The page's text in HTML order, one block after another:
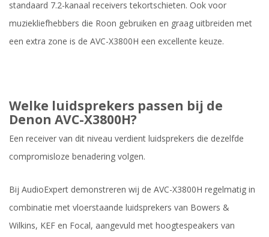
standaard 7.2-kanaal receivers tekortschieten. Ook voor
muziekliefhebbers die Roon gebruiken en graag uitbreiden met
een extra zone is de AVC-X3800H een excellente keuze.
Welke luidsprekers passen bij de
Denon AVC-X3800H?
Een receiver van dit niveau verdient luidsprekers die dezelfde
compromisloze benadering volgen.
Bij AudioExpert demonstreren wij de AVC-X3800H regelmatig in
combinatie met vloerstaande luidsprekers van Bowers &
Wilkins, KEF en Focal, aangevuld met hoogtespeakers van